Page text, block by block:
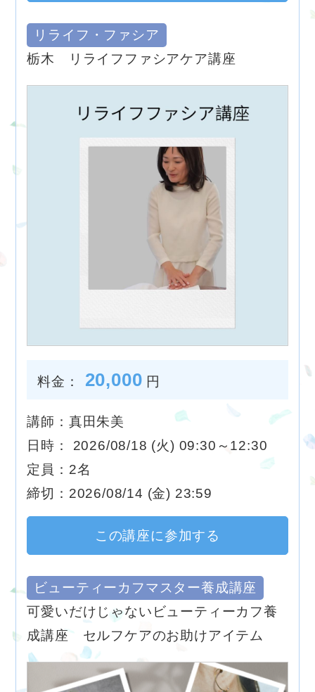
リライフ・ファシア
栃木 リライフファシアケア講座
料金： 20,000 円
講師：真田朱美
日時： 2026/08/18 (火) 09:30～12:30
定員：2名
締切：2026/08/14 (金) 23:59
この講座に参加する
ビューティーカフマスター養成講座
可愛いだけじゃないビューティーカフ養
成講座 セルフケアのお助けアイテム